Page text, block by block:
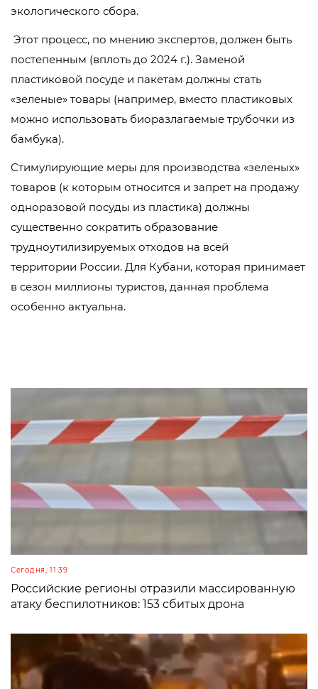
экологического сбора.
Этот процесс, по мнению экспертов, должен быть
постепенным (вплоть до 2024 г.). Заменой
пластиковой посуде и пакетам должны стать
«зеленые» товары (например, вместо пластиковых
можно использовать биоразлагаемые трубочки из
бамбука).
Стимулирующие меры для производства «зеленых»
товаров (к которым относится и запрет на продажу
одноразовой посуды из пластика) должны
существенно сократить образование
трудноутилизируемых отходов на всей
территории России. Для Кубани, которая принимает
в сезон миллионы туристов, данная проблема
особенно актуальна.
Сегодня, 11:39
Российские регионы отразили массированную
атаку беспилотников: 153 сбитых дрона